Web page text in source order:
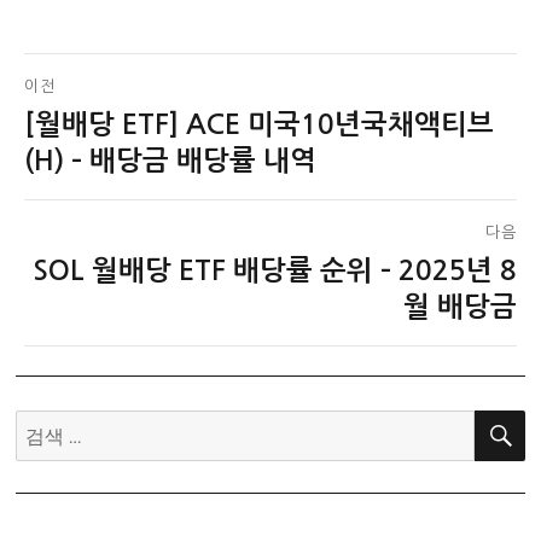
글
탐
색
이전
이
전
[월배당 ETF] ACE 미국10년국채액티브
(H) – 배당금 배당률 내역
다음
다SOL 월배당 ETF 배당률 순위 – 2025년 8
월 배당금
검
색:
검